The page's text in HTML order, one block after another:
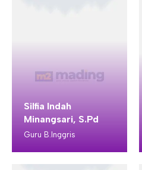
Silfia Indah
Minangsari, S.Pd
Guru B.Inggris